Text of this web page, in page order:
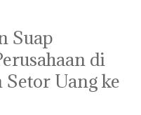
Suap
di
Uang ke